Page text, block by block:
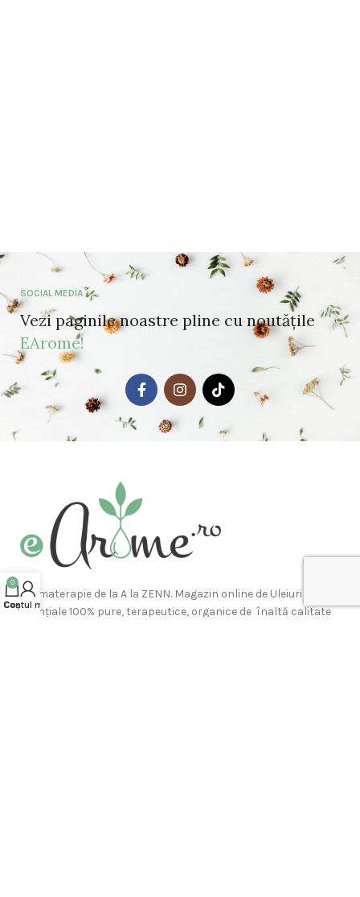
SOCIAL MEDIA
Vezi paginile noastre pline cu noutățile
EArome!
Aromaterapie de la A la ZENN. Magazin online de Uleiuri
esențiale 100% pure, terapeutice, organice de înaltă calitate
0
Coș
Contul meu